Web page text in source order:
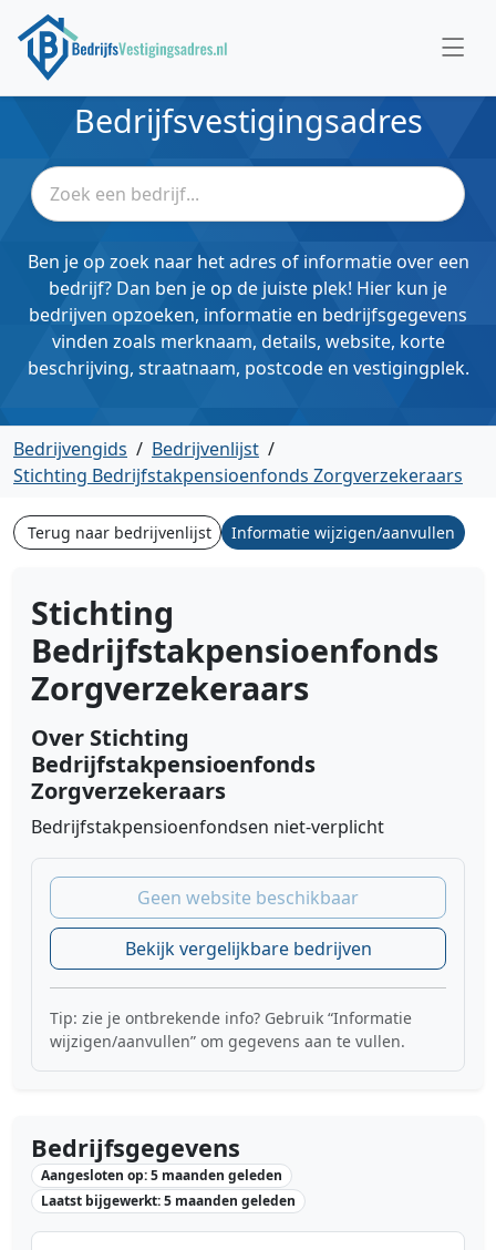
Bedrijfsvestigingsadres
Ben je op zoek naar het adres of informatie over een
bedrijf? Dan ben je op de juiste plek! Hier kun je
bedrijven opzoeken, informatie en bedrijfsgegevens
vinden zoals merknaam, details, website, korte
beschrijving, straatnaam, postcode en vestigingplek.
Bedrijvengids / Bedrijvenlijst /
Stichting Bedrijfstakpensioenfonds Zorgverzekeraars
Terug naar bedrijvenlijst Informatie wijzigen/aanvullen
Stichting
Bedrijfstakpensioenfonds
Zorgverzekeraars
Over Stichting
Bedrijfstakpensioenfonds
Zorgverzekeraars
Bedrijfstakpensioenfondsen niet-verplicht
Geen website beschikbaar
Bekijk vergelijkbare bedrijven
Tip: zie je ontbrekende info? Gebruik “Informatie
wijzigen/aanvullen” om gegevens aan te vullen.
Bedrijfsgegevens
Aangesloten op: 5 maanden geleden
Laatst bijgewerkt: 5 maanden geleden